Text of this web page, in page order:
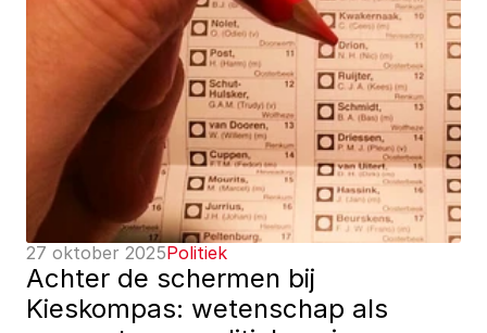
27 oktober 2025Politiek
Achter de schermen bij
Kieskompas: wetenschap als